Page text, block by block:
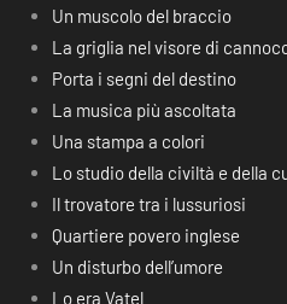
Un muscolo del braccio
La griglia nel visore di
Porta i segni del destino
La musica più ascoltata
Una stampa a colori
Lo studio della civiltà e della
Il trovatore tra i lussuriosi
Quartiere povero inglese
Un disturbo dell’umore
Lo era Vatel